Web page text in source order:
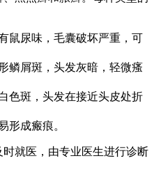
鼠尿味，毛囊破坏严重，可
鳞屑斑，头发灰暗，轻微瘙
色斑，头发在接近头皮处折
形成瘢痕。
就医，由专业医生进行诊断